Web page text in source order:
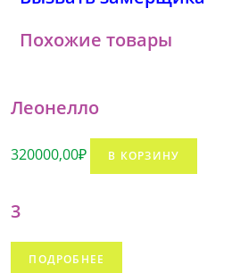
Похожие товары
Леонелло
320000,00₽ В КОРЗИНУ
3
ПОДРОБНЕЕ